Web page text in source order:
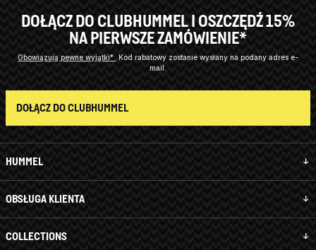
HUMMEL
OBSŁUGA KLIENTA
COLLECTIONS
DOŁĄCZ DO CLUBHUMMEL I OSZCZĘDŹ 15%
NA PIERWSZE ZAMÓWIENIE*
Obowiązują pewne wyjątki* Kod rabatowy zostanie wysłany na podany adres e-
mail.
DOŁĄCZ DO CLUBHUMMEL